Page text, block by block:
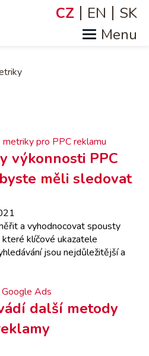
Jazyky
CZ EN SK
výkonnosti PPC
měli sledovat
a vyhodnocovat spousty
klíčové ukazatele
jsou nejdůležitější a
další metody